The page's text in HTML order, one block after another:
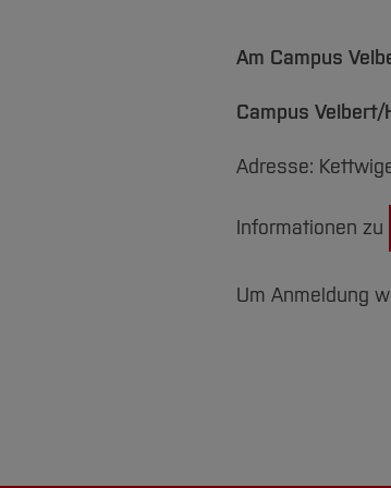
Am Campus
Campus Velbert/
Adresse:
Informationen zu
Um Anmeldung